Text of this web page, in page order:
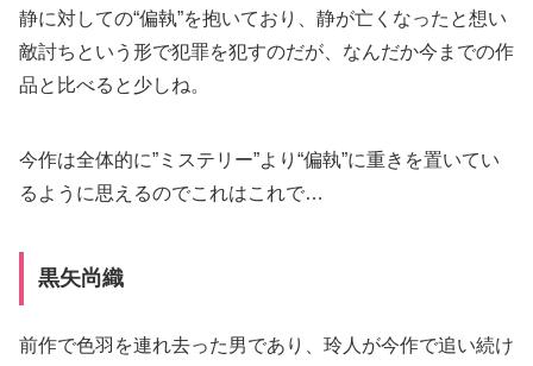
静に対しての“偏執”を抱いており、静が亡くなったと想い
敵討ちという形で犯罪を犯すのだが、なんだか今までの作
品と比べると少しね。
今作は全体的に”ミステリー”より“偏執”に重きを置いてい
るように思えるのでこれはこれで…
黒矢尚織
前作で色羽を連れ去った男であり、玲人が今作で追い続け